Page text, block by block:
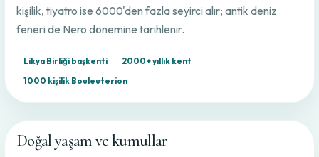
kişilik, tiyatro ise 6000'den fazla seyirci alır; antik deniz
feneri de Nero dönemine tarihlenir.
Likya Birliği başkenti
2000+ yıllık kent
1000 kişilik Bouleuterion
Doğal yaşam ve kumullar